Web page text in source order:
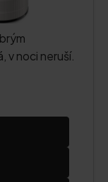
noci neruší.